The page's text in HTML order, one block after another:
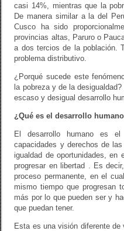
casi 14%, mientras que la
De manera similar a la del
Cusco ha sido
provincias altas, Paruro o
a dos tercios de la población.
problema distributivo.
¿Porqué sucede este
la pobreza y de la
escaso y desigual desarrollo
¿Qué es el desarrollo
El desarrollo humano es
capacidades y derechos de
igualdad de oportunidades, en
progresar en libertad . Es
proceso permanente, en el
mismo tiempo que progresan
más por lo que pueden ser y
que puedan tener.
Esta es una visión diferente